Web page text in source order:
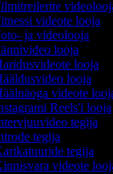
videote looja
ja videolooja
looja
looja
looja
videote looja
Reels'i looja
tegija
tegija
tegija
videote